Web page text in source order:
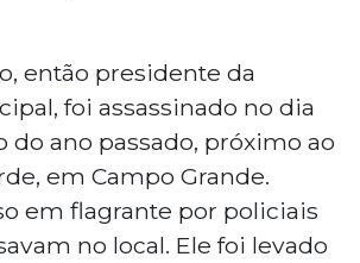
então presidente da
foi assassinado no dia
do ano passado, próximo ao
em Campo Grande.
em flagrante por policiais
no local. Ele foi levado